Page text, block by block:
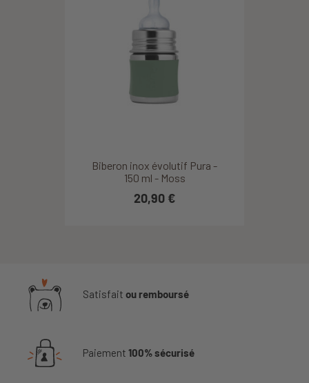
Biberon inox évolutif Pura -
150 ml - Moss
20,90 €
Satisfait ou remboursé
Paiement 100% sécurisé